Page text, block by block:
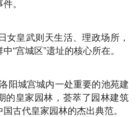
。
皇武则天生活、理政场所，
“宫城区”遗址的核心所在。
阳城宫城内一处重要的池苑建
的皇家园林，荟萃了园林建筑
古代皇家园林的杰出典范。